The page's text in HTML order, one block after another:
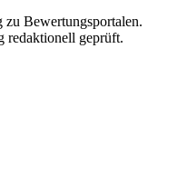
Bewertungsportalen.
redaktionell geprüft.